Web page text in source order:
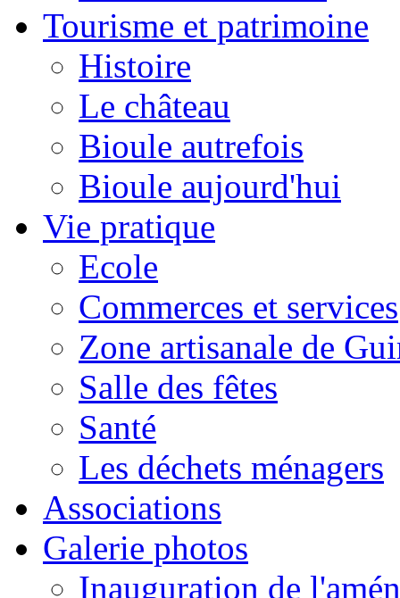
Tourisme et patrimoine
Histoire
Le château
Bioule autrefois
Bioule aujourd'hui
Vie pratique
Ecole
Commerces et services
Zone artisanale de
Salle des fêtes
Santé
Les déchets ménagers
Associations
Galerie photos
Inauguration de